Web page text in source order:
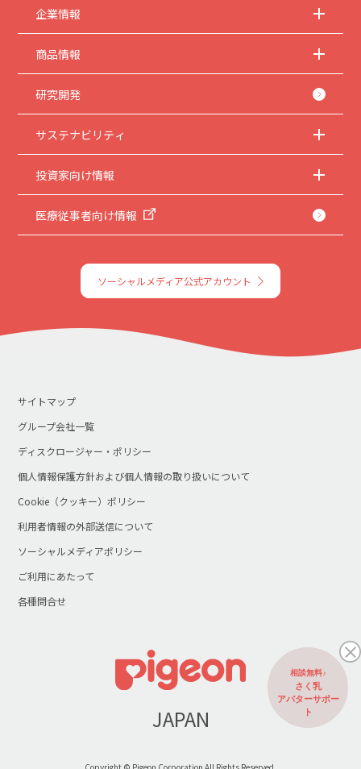
企業情報
商品情報
研究開発
サステナビリティ
投資家向け情報
医療従事者向け情報
ソーシャルメディア公式アカウント
サイトマップ
グループ会社一覧
ディスクロージャー・ポリシー
個人情報保護方針および個人情報の取り扱いについて
Cookie（クッキー）ポリシー
利用者情報の外部送信について
ソーシャルメディアポリシー
ご利用にあたって
各種問合せ
JAPAN
相談無料♪
さく乳
アバターサポー
ト